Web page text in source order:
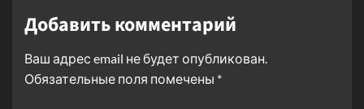
Добавить комментарий
Ваш адрес email не будет опубликован.
Обязательные поля помечены *